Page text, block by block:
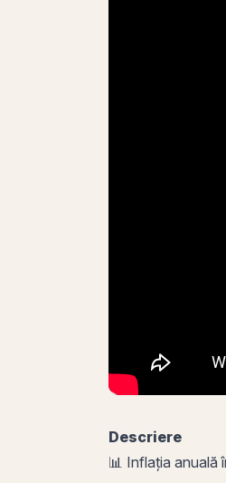
Descriere
📊 Inflația anuală